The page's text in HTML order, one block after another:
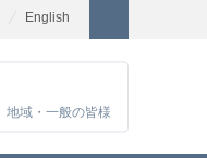
English
地域・一般の皆様